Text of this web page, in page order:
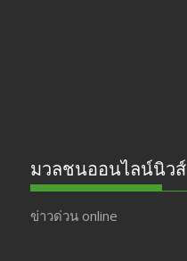
มวลชนออนไลน์นิวส์
ข่าวด่วน online